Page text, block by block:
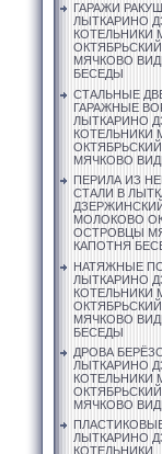
ГАРАЖИ
ЛЫТКАРИНО
КОТЕЛЬНИКИ
МЯЧКОВО
БЕСЕДЫ
СТАЛЬНЫЕ
ГАРАЖНЫЕ
ЛЫТКАРИНО
КОТЕЛЬНИКИ
МЯЧКОВО
ПЕРИЛА ИЗ
СТАЛИ В
МОЛОКОВО
ОСТРОВЦЫ
КАПОТНЯ
НАТЯЖНЫЕ
ЛЫТКАРИНО
КОТЕЛЬНИКИ
МЯЧКОВО
БЕСЕДЫ
ДРОВА
ЛЫТКАРИНО
КОТЕЛЬНИКИ
МЯЧКОВО
ЛЫТКАРИНО
КОТЕЛЬНИКИ